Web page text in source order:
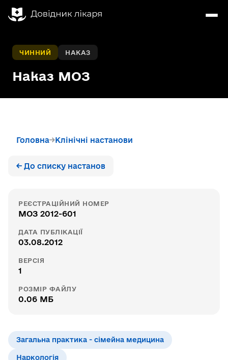
ЧИННИЙ НАКАЗ
Наказ МОЗ
Головна Клінічні настанови
← До списку настанов
РЕЄСТРАЦІЙНИЙ НОМЕР
МОЗ 2012-601
ДАТА ПУБЛІКАЦІЇ
03.08.2012
ВЕРСІЯ
1
РОЗМІР ФАЙЛУ
0.06 МБ
Загальна практика - сімейна медицина
Наркологія